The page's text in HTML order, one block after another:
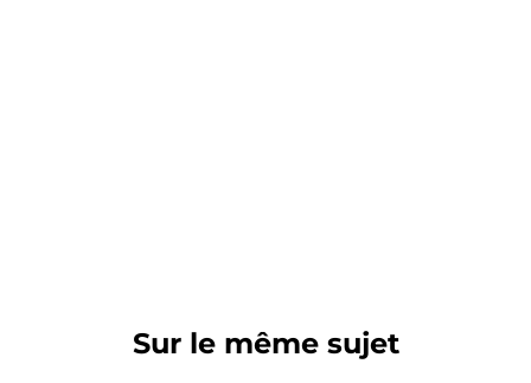
Sur le même sujet